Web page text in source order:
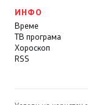
ИНФО
Време
ТВ програма
Хороскоп
RSS